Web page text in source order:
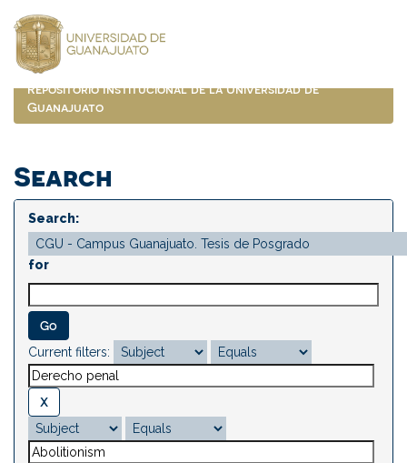
navigation
Repositorio Institucional de la Universidad de
Guanajuato
Search
Search:
for
Current filters: